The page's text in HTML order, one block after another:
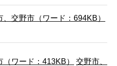
交野市（ワード：694KB）
ワード：413KB） 交野市、